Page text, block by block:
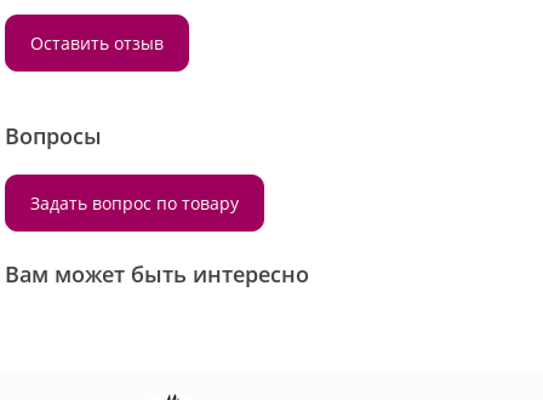
Оставить отзыв
Вопросы
Задать вопрос по товару
Вам может быть интересно